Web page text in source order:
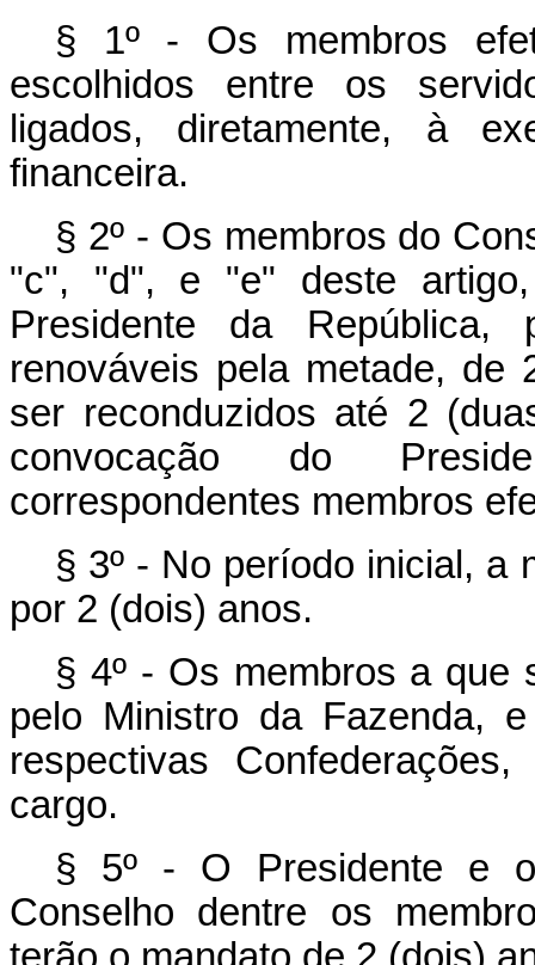
§ 1º - Os membros
escolhidos entre os
ligados, diretamente, à
financeira.
§ 2º - Os membros do
"c", "d", e "e" deste
Presidente da
renováveis pela metade, de
ser reconduzidos até 2
convocação do
correspondentes membros
§ 3º - No período inicial, a
por 2 (dois) anos.
§ 4º - Os membros a que
pelo Ministro da Fazenda,
respectivas
cargo.
§ 5º - O Presidente e o
Conselho dentre os